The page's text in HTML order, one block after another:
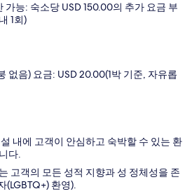
가능: 숙소당 USD 150.00의 추가 요금 부
1회)
없음) 요금: USD 20.00(1박 기준, 자유롭
내에 고객이 안심하고 숙박할 수 있는 환
다.
고객의 모든 성적 지향과 성 정체성을 존
(LGBTQ+) 환영).